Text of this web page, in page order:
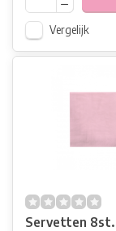
Vergelijk
Servetten 8st. 16,5cm